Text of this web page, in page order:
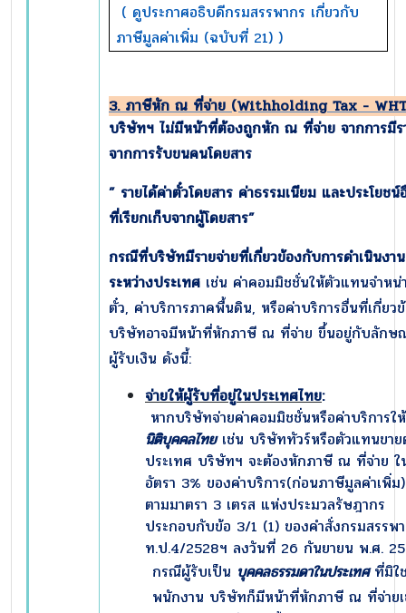
( ดูประกาศอธิบดีกรมสรรพากร เกี่ยวกับ
ภาษีมูลค่าเพิ่ม (ฉบับที่ 21) )
3. ภาษีหัก ณ ที่จ่าย (Withholding Tax -
บริษัทฯ ไม่มีหน้าที่ต้องถูกหัก ณ ที่จ่าย จากการมีร
จากการรับขนคนโดยสาร
” รายได้ค่าตั๋วโดยสาร ค่าธรรมเนียม และประโยชน์
ที่เรียกเก็บจากผู้โดยสาร”
กรณีที่บริษัทมีรายจ่ายที่เกี่ยวข้องกับการดำเนินงาน
ระหว่างประเทศ เช่น ค่าคอมมิชชั่นให้ตัวแทนจำหน่
ตั๋ว, ค่าบริการภาคพื้นดิน, หรือค่าบริการอื่นที่เกี่ยว
บริษัทอาจมีหน้าที่หักภาษี ณ ที่จ่าย ขึ้นอยู่กับลักษ
ผู้รับเงิน ดังนี้:
จ่ายให้ผู้รับที่อยู่ในประเทศไทย:
หากบริษัทจ่ายค่าคอมมิชชั่นหรือค่าบริการใ
นิติบุคคลไทยเช่น บริษัททัวร์หรือตัวแทนขาย
ประเทศ บริษัทฯ จะต้องหักภาษี ณ ที่จ่าย ใ
อัตรา 3% ของค่าบริการ(ก่อนภาษีมูลค่าเพิ่ม)
ตามมาตรา 3 เตรส แห่งประมวลรัษฎากร
ประกอบกับข้อ 3/1 (1) ของคำสั่งกรมสรรพ
ท.ป.4/2528ฯ ลงวันที่ 26 กันยายน พ.ศ.
กรณีผู้รับเป็น บุคคลธรรมดาในประเทศที่มิใ
พนักงาน บริษัทก็มีหน้าที่หักภาษี ณ ที่จ่าย